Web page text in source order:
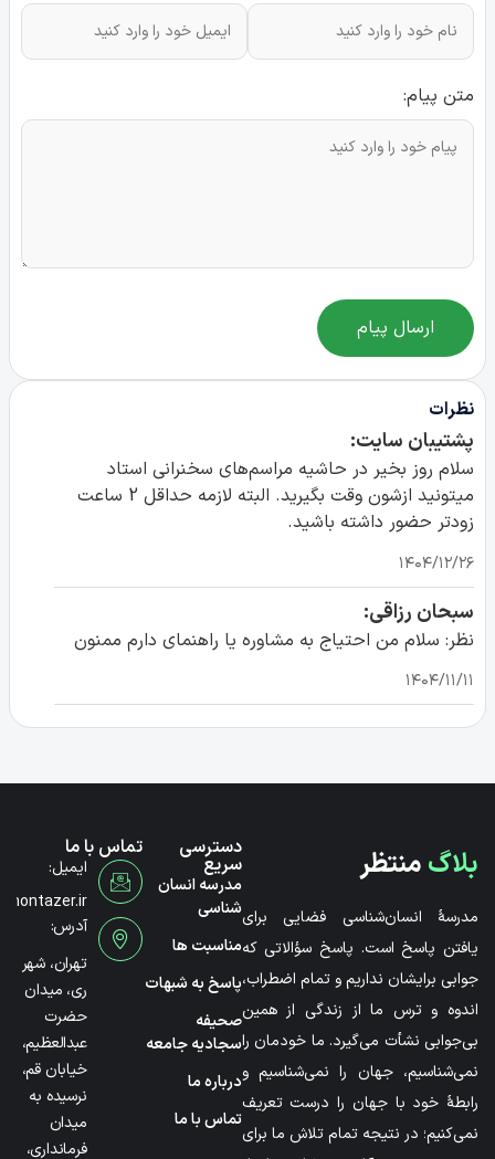
متن پیام:
ارسال پیام
نظرات
پشتیبان سایت:
سلام روز بخیر در حاشیه مراسم‌های سخنرانی استاد
میتونید ازشون وقت بگیرید. البته لازمه حداقل 2 ساعت
زودتر حضور داشته باشید.
۱۴۰۴/۱۲/۲۶
سبحان رزاقی:
نظر: سلام من احتیاج به مشاوره یا راهنمای دارم ممنون
۱۴۰۴/۱۱/۱۱
بلاگمنتظر
مدرسۀ انسان‌شناسی فضایی برای
یافتن پاسخ است. پاسخ سؤالاتی که
جوابی برایشان نداریم و تمام اضطراب،
اندوه و ترس ما از زندگی از همین
بی‌جوابی نشأت می‌گیرد. ما خودمان را
نمی‌شناسیم، جهان را نمی‌شناسیم و
رابطۀ خود با جهان را درست تعریف
نمی‌کنیم؛ در نتیجه تمام تلاش ما برای
دسترسی
سریع
مدرسه انسان
شناسی
مناسبت ها
پاسخ به شبهات
صحیفه
سجادیه جامعه
درباره ما
تماس با ما
تماس با ما
ایمیل:
آدرس:
تهران، شهر
ری، میدان
حضرت
عبدالعظیم،
خیابان قم،
نرسیده به
میدان
فرمانداری،